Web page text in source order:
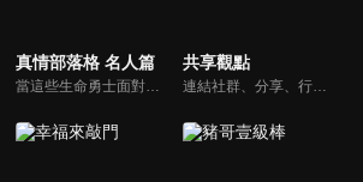
真情部落格 名人篇
當這些生命勇士面對自己生命中的難題時，選擇靠著信靠耶穌來勇敢勝過，這些可愛的基督徒們，願意把自己生命裡最黑暗軟弱的一面和大家分享，為的就是將來自天上那最美好的福分帶給人們，每一個有血有淚的生命見證，都是最震撼人心的蛻變，最深刻的真實。
共享觀點
連結社群、分享、行動的特色，運用講道學的架構，談論包含基要真理、生活話題及神學裝備三大面向主題。身為第六代基督徒，從小在教會中長大的周巽正，與第一代基督徒的廖文華，背景及生活經歷都不同，在節目中以輕鬆對談的方式，貢獻出不同角度的觀點。